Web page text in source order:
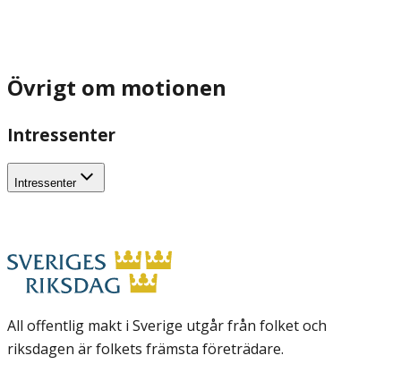
Övrigt om motionen
Intressenter
Intressenter
All offentlig makt i Sverige utgår från folket och
riksdagen är folkets främsta företrädare.